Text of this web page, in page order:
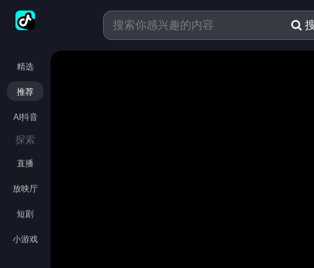
精选
推荐
AI抖音
探索
直播
放映厅
短剧
小游戏